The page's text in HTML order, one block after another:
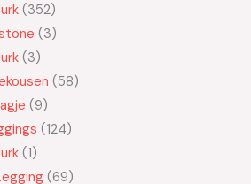
352
3
3
58
9
124
1
69